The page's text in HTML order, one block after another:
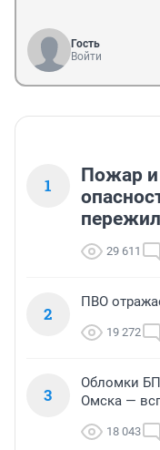
Гость
Войти
1
Пожар и
29 611
2
ПВО
19 272
3
Обломки
Омска —
18 043